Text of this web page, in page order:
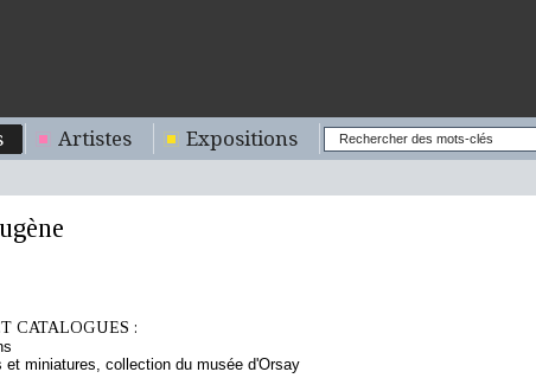
Artistes Expositions
CATALOGUES :
et miniatures, collection du musée d'Orsay